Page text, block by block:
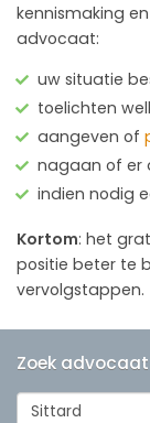
kennismaking
advocaat:
uw situatie
toelichten
aangeven of
nagaan of er
indien nodig
Kortom: het
positie beter te
vervolgstappen.
Zoek
Sittard